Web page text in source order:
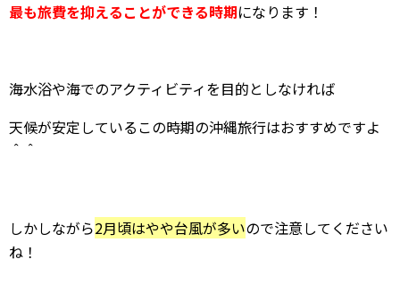
最も旅費を抑えることができる時期になります！
海水浴や海でのアクティビティを目的としなければ
天候が安定しているこの時期の沖縄旅行はおすすめですよ
＾＾
しかしながら2月頃はやや台風が多いので注意してください
ね！